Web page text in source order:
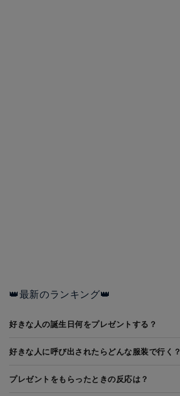
👑最新のランキング👑
好きな人の誕生日何をプレゼントする？
好きな人に呼び出されたらどんな服装で行く？
プレゼントをもらったときの反応は？